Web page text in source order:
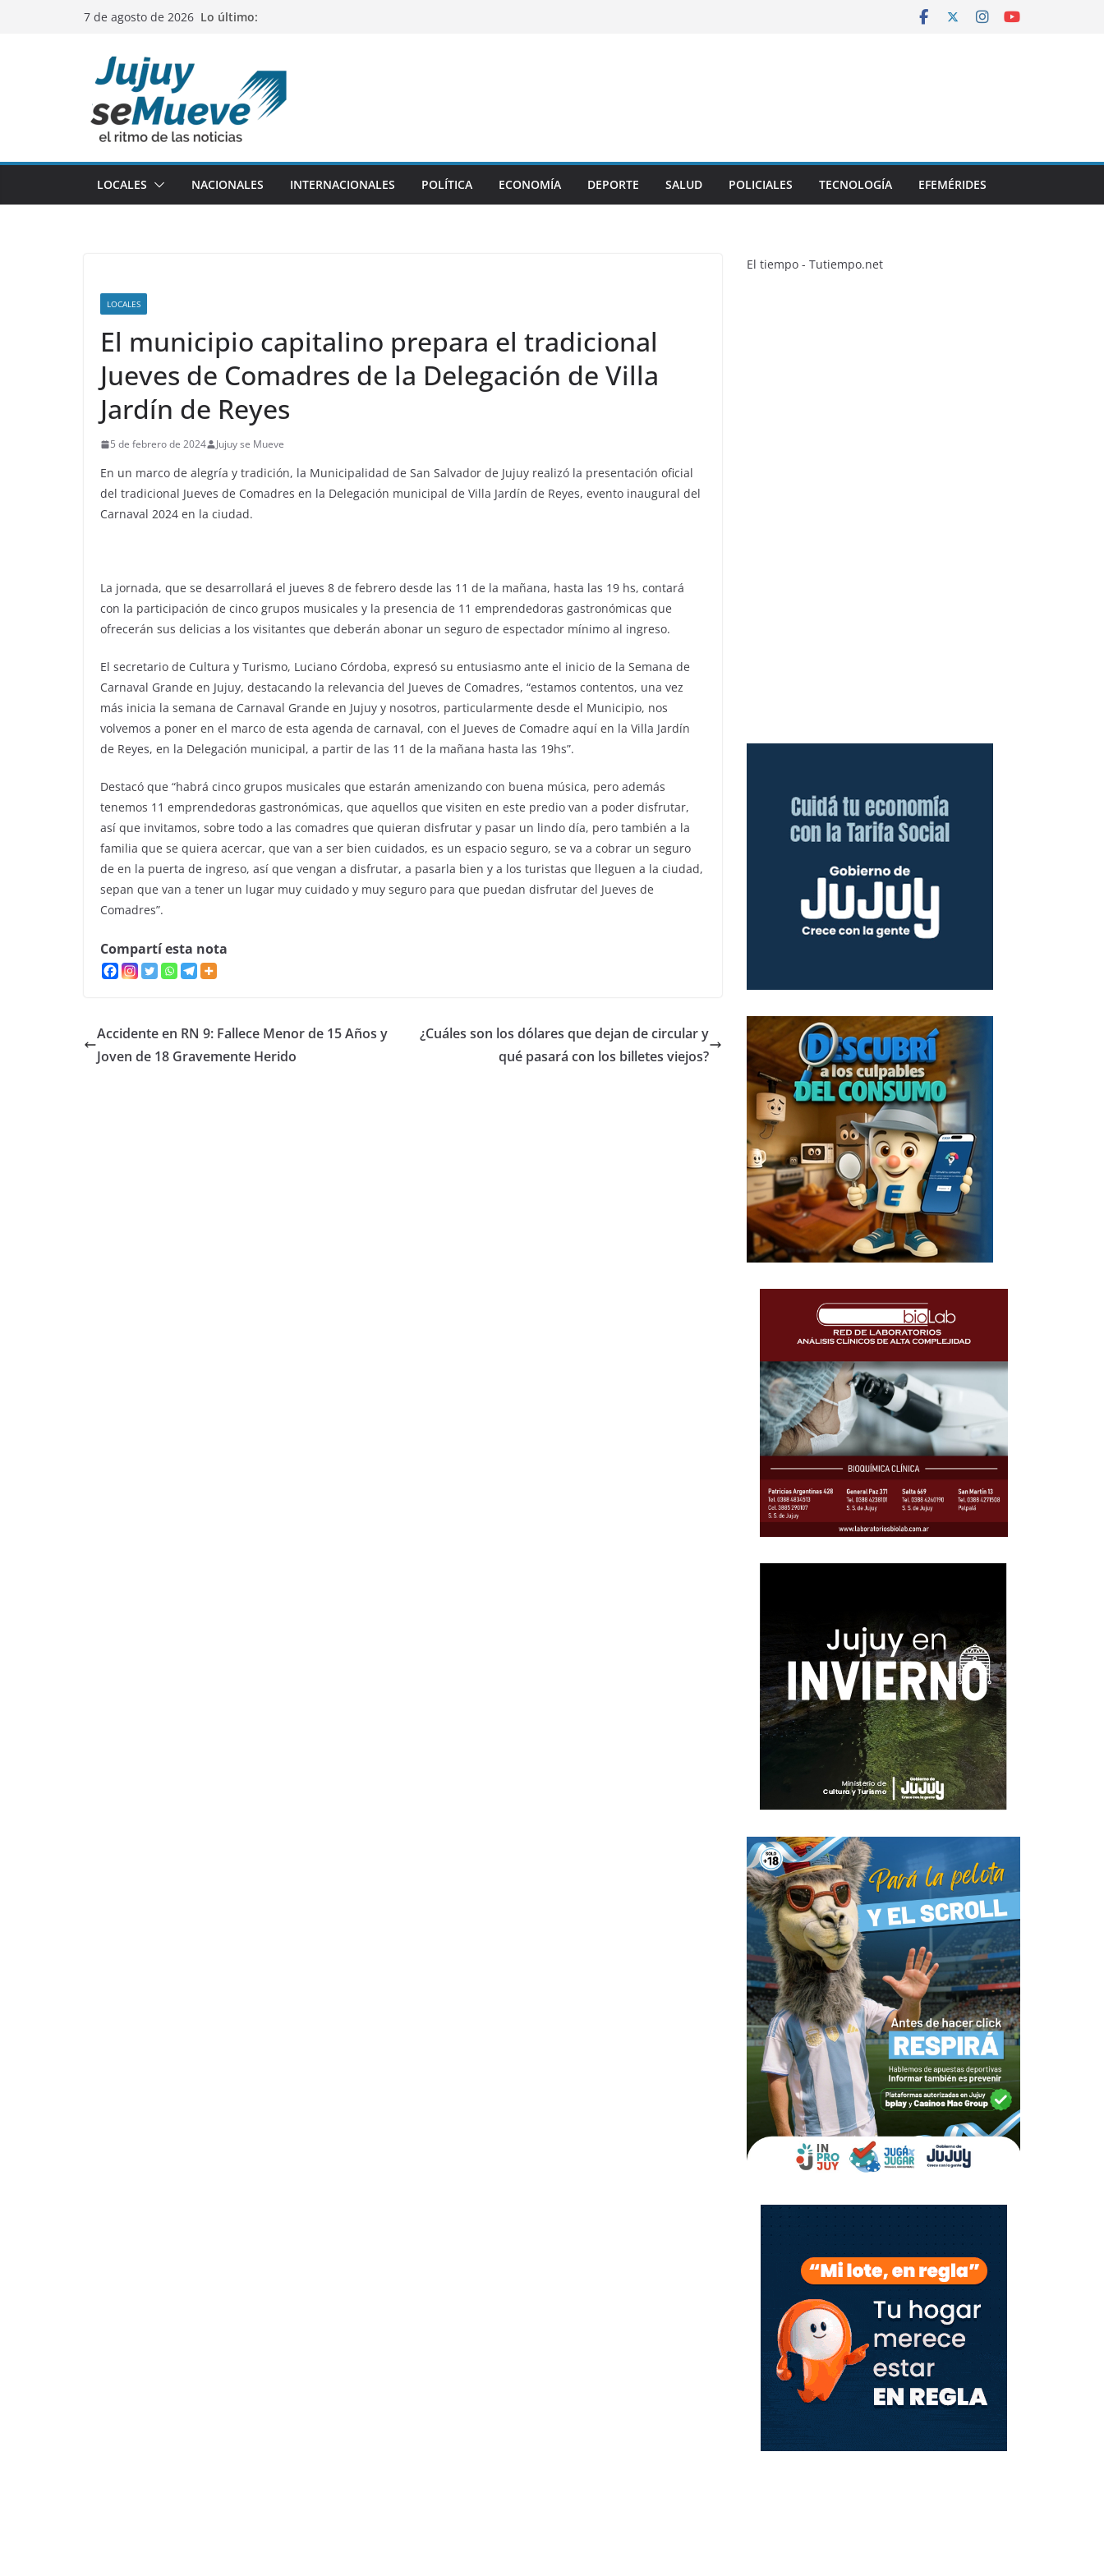
7 de agosto de 2026 Lo último:
LOCALES NACIONALES INTERNACIONALES POLÍTICA ECONOMÍA DEPORTE SALUD POLICIALES TECNOLOGÍA EFEMÉRIDES
LOCALES
El municipio capitalino prepara el tradicional
Jueves de Comadres de la Delegación de Villa
Jardín de Reyes
5 de febrero de 2024 Jujuy se Mueve
En un marco de alegría y tradición, la Municipalidad de San Salvador de Jujuy realizó la presentación oficial
del tradicional Jueves de Comadres en la Delegación municipal de Villa Jardín de Reyes, evento inaugural del
Carnaval 2024 en la ciudad.
La jornada, que se desarrollará el jueves 8 de febrero desde las 11 de la mañana, hasta las 19 hs, contará
con la participación de cinco grupos musicales y la presencia de 11 emprendedoras gastronómicas que
ofrecerán sus delicias a los visitantes que deberán abonar un seguro de espectador mínimo al ingreso.
El secretario de Cultura y Turismo, Luciano Córdoba, expresó su entusiasmo ante el inicio de la Semana de
Carnaval Grande en Jujuy, destacando la relevancia del Jueves de Comadres, “estamos contentos, una vez
más inicia la semana de Carnaval Grande en Jujuy y nosotros, particularmente desde el Municipio, nos
volvemos a poner en el marco de esta agenda de carnaval, con el Jueves de Comadre aquí en la Villa Jardín
de Reyes, en la Delegación municipal, a partir de las 11 de la mañana hasta las 19hs”.
Destacó que “habrá cinco grupos musicales que estarán amenizando con buena música, pero además
tenemos 11 emprendedoras gastronómicas, que aquellos que visiten en este predio van a poder disfrutar,
así que invitamos, sobre todo a las comadres que quieran disfrutar y pasar un lindo día, pero también a la
familia que se quiera acercar, que van a ser bien cuidados, es un espacio seguro, se va a cobrar un seguro
de en la puerta de ingreso, así que vengan a disfrutar, a pasarla bien y a los turistas que lleguen a la ciudad,
sepan que van a tener un lugar muy cuidado y muy seguro para que puedan disfrutar del Jueves de
Comadres”.
Compartí esta nota
Accidente en RN 9: Fallece Menor de 15 Años y
Joven de 18 Gravemente Herido
¿Cuáles son los dólares que dejan de circular y
qué pasará con los billetes viejos?
El tiempo - Tutiempo.net